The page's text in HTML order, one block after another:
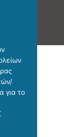
για το